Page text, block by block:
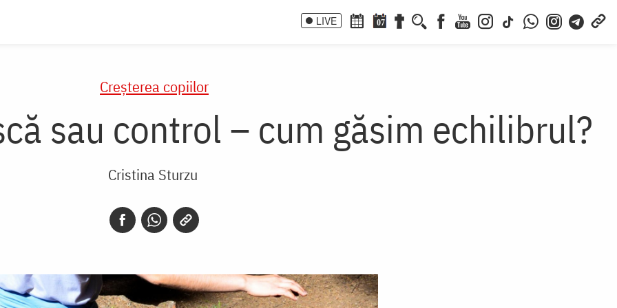
LIVE 07
Creşterea copiilor
sau control – cum găsim echilibrul?
Cristina Sturzu